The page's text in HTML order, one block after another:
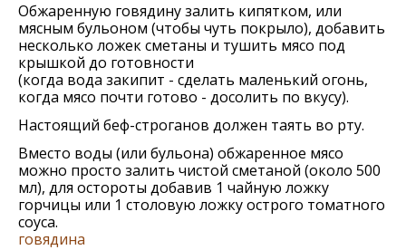
Обжаренную говядину залить кипятком, или
мясным бульоном (чтобы чуть покрыло), добавить
несколько ложек сметаны и тушить мясо под
крышкой до готовности
(когда вода закипит - сделать маленький огонь,
когда мясо почти готово - досолить по вкусу).
Настоящий беф-строганов должен таять во рту.
Вместо воды (или бульона) обжаренное мясо
можно просто залить чистой сметаной (около 500
мл), для остороты добавив 1 чайную ложку
горчицы или 1 столовую ложку острого томатного
соуса.
говядина